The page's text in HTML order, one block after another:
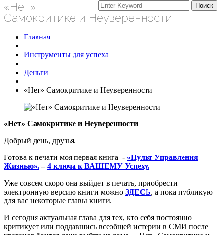
«Нет»
Самокритике и Неуверенности
Главная
Инструменты для успеха
Деньги
«Нет» Самокритике и Неуверенности
«Нет» Самокритике и Неуверенности
Добрый день, друзья.
Готова к печати моя первая книга - «Пульт Управления
Жизнью».–4 ключа к ВАШЕМУ Успеху.
Уже совсем скоро она выйдет в печать, приобрести
электронную версию книги можно ЗДЕСЬ, а пока публикую
для вас некоторые главы книги.
И сегодня актуальная глава для тех, кто себя постоянно
критикует или поддавшись всеобщей истерии в СМИ после